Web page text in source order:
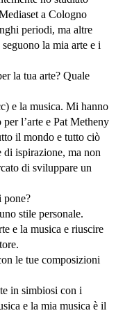
a Cologno
periodi, ma altre
la mia arte e i
la tua arte? Quale
e la musica. Mi hanno
l’arte e Pat Metheny
il mondo e tutto ciò
di ispirazione, ma non
di sviluppare un
pone?
stile personale.
e la musica e riuscire
le tue composizioni
in simbiosi con i
e la mia musica è il